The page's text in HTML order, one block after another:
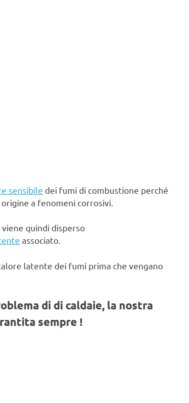
sensibile dei fumi di combustione perché
a fenomeni corrosivi.
viene quindi disperso
associato.
latente dei fumi prima che vengano
di di caldaie, la nostra
sempre !